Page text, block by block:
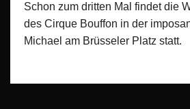
Schon zum dritten Mal findet die
des Cirque Bouffon in der
Michael am Brüsseler Platz statt.